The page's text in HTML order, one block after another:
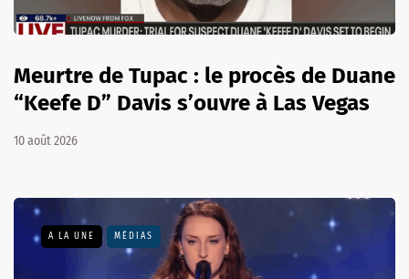
Meurtre de Tupac : le procès de Duane
“Keefe D” Davis s’ouvre à Las Vegas
10 août 2026
A LA UNE MÉDIAS